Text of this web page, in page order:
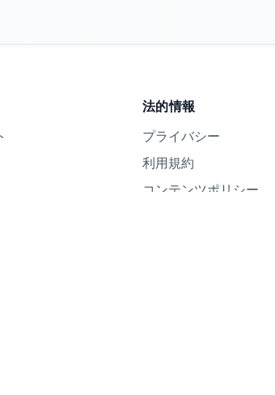
法的情報
プライバシー
利用規約
コンテンツポリシー